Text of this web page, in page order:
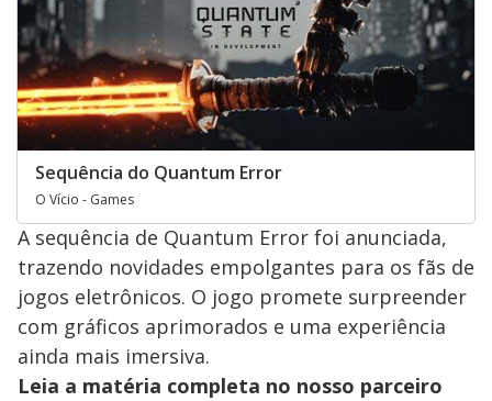
Sequência do Quantum Error
O Vício - Games
A sequência de Quantum Error foi anunciada,
trazendo novidades empolgantes para os fãs de
jogos eletrônicos. O jogo promete surpreender
com gráficos aprimorados e uma experiência
ainda mais imersiva.
Leia a matéria completa no nosso parceiro